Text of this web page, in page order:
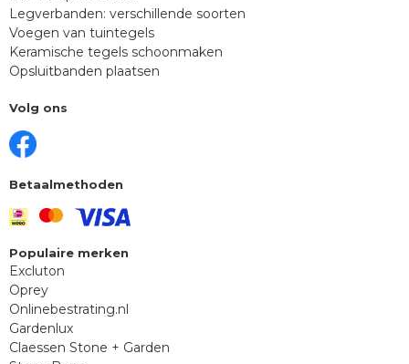
Legverbanden: verschillende soorten
Voegen van tuintegels
Keramische tegels schoonmaken
Opsluitbanden plaatsen
Volg ons
Betaalmethoden
Populaire merken
Excluton
Oprey
Onlinebestrating.nl
Gardenlux
Claessen Stone + Garden